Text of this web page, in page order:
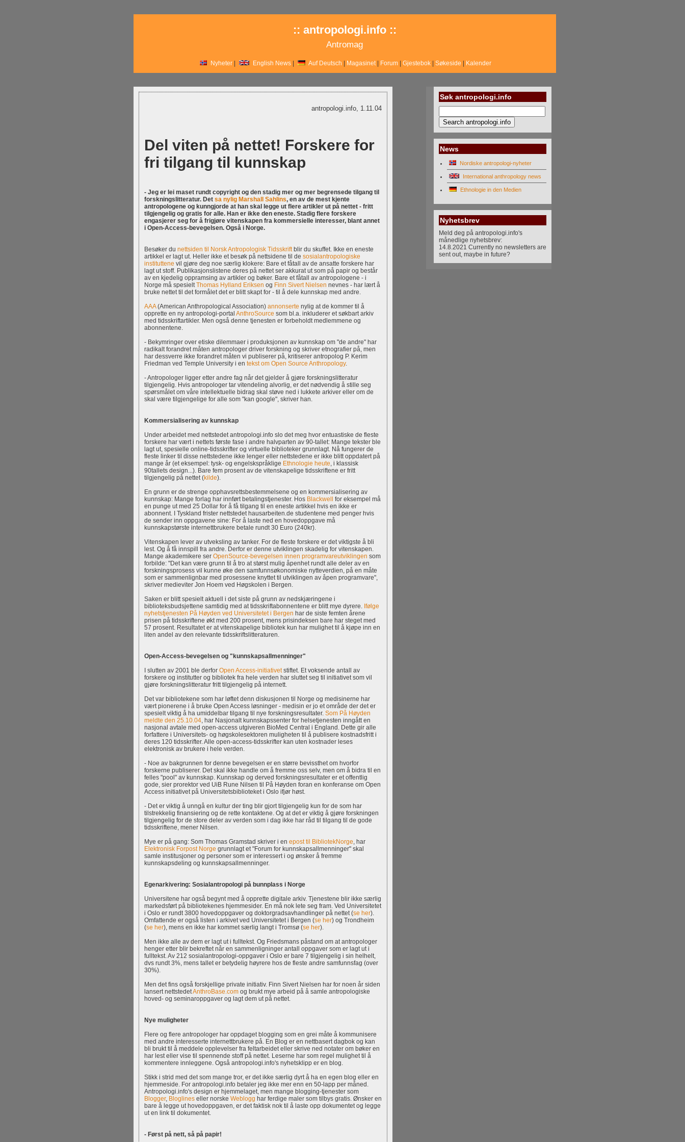
:: antropologi.info ::
Antromag
Nyheter | English News | Auf Deutsch | Magasinet | Forum |Gjestebok |Søkeside | Kalender
antropologi.info, 1.11.04
Del viten på nettet! Forskere for
fri tilgang til kunnskap
- Jeg er lei maset rundt copyright og den stadig mer og mer begrensede tilgang til
forskningslitteratur. Det sa nylig Marshall Sahlins, en av de mest kjente
antropologene og kunngjorde at han skal legge ut flere artikler ut på nettet - fritt
tilgjengelig og gratis for alle. Han er ikke den eneste. Stadig flere forskere
engasjerer seg for å frigjøre vitenskapen fra kommersielle interesser, blant annet
i Open-Access-bevegelsen. Også i Norge.
Besøker du nettsiden til Norsk Antropologisk Tidsskriftblir du skuffet. Ikke en eneste
artikkel er lagt ut. Heller ikke et besøk på nettsidene til de sosialantropologiske
instituttene vil gjøre deg noe særlig klokere: Bare et fåtall av de ansatte forskere har
lagt ut stoff. Publikasjonslistene deres på nettet ser akkurat ut som på papir og består
av en kjedelig oppramsing av artikler og bøker. Bare et fåtall av antropologene - i
Norge må spesieltThomas Hylland Eriksen og Finn Sivert Nielsen nevnes - har lært å
bruke nettet til det formålet det er blitt skapt for - til å dele kunnskap med andre.
AAA(American Anthropological Association) annonserte nylig at de kommer til å
opprette en ny antropologi-portal AnthroSource som bl.a. inkluderer et søkbart arkiv
med tidsskriftartikler. Men også denne tjenesten er forbeholdt medlemmene og
abonnentene.
- Bekymringer over etiske dilemmaer i produksjonen av kunnskap om "de andre" har
radikalt forandret måten antropologer driver forskning og skriver etnografier på, men
har dessverre ikke forandret måten vi publiserer på, kritiserer antropolog P. Kerim
Friedman ved Temple University i en tekst om Open Source Anthropology.
- Antropologer ligger etter andre fag når det gjelder å gjøre forskningslitteratur
tilgjengelig. Hvis antropologer tar vitendeling alvorlig, er det nødvendig å stille seg
spørsmålet om våre intellektuelle bidrag skal støve ned i lukkete arkiver eller om de
skal være tilgjengelige for alle som "kan google", skriver han.
Kommersialisering av kunnskap
Under arbeidet med nettstedet antropologi.info slo det meg hvor entuastiske de fleste
forskere har vært i nettets første fase i andre halvparten av 90-tallet: Mange tekster ble
lagt ut, spesielle online-tidsskrifter og virtuelle biblioteker grunnlagt. Nå fungerer de
fleste linker til disse nettstedene ikke lenger eller nettstedene er ikke blitt oppdatert på
mange år (et eksempel: tysk- og engelskspråklige Ethnologie heute, i klassisk
90tallets design...). Bare fem prosent av de vitenskapelige tidsskriftene er fritt
tilgjengelig på nettet (kilde).
En grunn er de strenge opphavsrettsbestemmelsene og en kommersialisering av
kunnskap: Mange forlag har innført betalingstjenester. Hos Blackwell
for eksempel må
en punge ut med 25 Dollar for å få tilgang til en eneste artikkel hvis en ikke er
abonnent. I Tyskland frister nettstedet hausarbeiten.de studentene med penger hvis
de sender inn oppgavene sine: For å laste ned en hovedoppgave må
kunnskapstørste internettbrukere betale rundt 30 Euro (240kr).
Vitenskapen lever av utveksling av tanker. For de fleste forskere er det viktigste å bli
lest. Og å få innspill fra andre. Derfor er denne utviklingen skadelig for vitenskapen.
Mange akademikere ser OpenSource-bevegelsen innen programvareutviklingen som
forbilde: "Det kan være grunn til å tro at størst mulig åpenhet rundt alle deler av en
forskningsprosess vil kunne øke den samfunnsøkonomiske nytteverdien, på en måte
som er sammenlignbar med prosessene knyttet til utviklingen av åpen programvare",
skriver medieviter Jon Hoem ved Høgskolen i Bergen.
Saken er blitt spesielt aktuell i det siste på grunn av nedskjæringene i
biblioteksbudsjettene samtidig med at tidsskriftabonnentene er blitt mye dyrere. Ifølge
nyhetstjenesten På Høyden ved Universitetet i Bergen har de siste femten årene
prisen på tidsskriftene økt med 200 prosent, mens prisindeksen bare har steget med
57 prosent. Resultatet er at vitenskapelige bibliotek kun har mulighet til å kjøpe inn en
liten andel av den relevante tidsskriftslitteraturen.
Open-Access-bevegelsen og "kunnskapsallmenninger"
I slutten av 2001 ble derfor Open Access-initiativetstiftet. Et voksende antall av
forskere og institutter og bibliotek fra hele verden har sluttet seg til initiativet som vil
gjøre forskningslitteratur fritt tilgjengelig på internett.
Det var bibliotekene som har løftet denn diskusjonen til Norge og medisinerne har
vært pionerene i å bruke Open Access løsninger - medisin er jo et område der det er
spesielt viktig å ha umiddelbar tilgang til nye forskningsresultater. Som På Høyden
meldte den 25.10.04, har Nasjonalt kunnskapssenter for helsetjenesten inngått en
nasjonal avtale med open-access utgiveren BioMed Central i England. Dette gir alle
forfattere i Universitets- og høgskolesektoren muligheten til å publisere kostnadsfritt i
deres 120 tidsskrifter. Alle open-access-tidsskrifter kan uten kostnader leses
elektronisk av brukere i hele verden.
- Noe av bakgrunnen for denne bevegelsen er en større bevissthet om hvorfor
forskerne publiserer. Det skal ikke handle om å fremme oss selv, men om å bidra til en
felles "pool" av kunnskap. Kunnskap og derved forskningsresultater er et offentlig
gode, sier prorektor ved UiB Rune Nilsen til På Høyden foran en konferanse om Open
Access initiativet på Universitetsbiblioteket i Oslo ifjør høst.
- Det er viktig å unngå en kultur der ting blir gjort tilgjengelig kun for de som har
tilstrekkelig finansiering og de rette kontaktene. Og at det er viktig å gjøre forskningen
tilgjengelig for de store deler av verden som i dag ikke har råd til tilgang til de gode
tidsskriftene, mener Nilsen.
Mye er på gang: Som Thomas Gramstad skriver i en epost til BibliotekNorge, har
Elektronisk Forpost Norge grunnlagt et "Forum for kunnskapsallmenninger" skal
samle institusjoner og personer som er interessert i og ønsker å fremme
kunnskapsdeling og kunnskapsallmenninger.
Egenarkivering: Sosialantropologi på bunnplass i Norge
Universitene har også begynt med å opprette digitale arkiv. Tjenestene blir ikke særlig
markedsført på bibliotekenes hjemmesider. En må nok lete seg fram. Ved Universitetet
i Oslo er rundt 3800 hovedoppgaver og doktorgradsavhandlinger på nettet (se her).
Omfattende er også listen i arkivet ved Universitetet i Bergen (se her) og Trondheim
(se her), mens en ikke har kommet særlig langt i Tromsø (se her).
Men ikke alle av dem er lagt ut i fulltekst. Og Friedsmans påstand om at antropologer
henger etter blir bekreftet når en sammenligninger antall oppgaver som er lagt ut i
fulltekst. Av 212 sosialantropologi-oppgaver i Oslo er bare 7 tilgjengelig i sin helhelt,
dvs rundt 3%, mens tallet er betydelig høyrere hos de fleste andre samfunnsfag (over
30%).
Men det fins også forskjellige private initiativ. Finn Sivert Nielsen har for noen år siden
lansert nettstedetAnthroBase.com og brukt mye arbeid på å samle antropologiske
hoved- og seminaroppgaver og lagt dem ut på nettet.
Nye muligheter
Flere og flere antropologer har oppdaget blogging som en grei måte å kommunisere
med andre interesserte internettbrukere på. En Blog er en nettbasert dagbok og kan
bli brukt til å meddele opplevelser fra feltarbeidet eller skrive ned notater om bøker en
har lest eller vise til spennende stoff på nettet. Leserne har som regel mulighet til å
kommentere innleggene. Også antropologi.info's nyhetsklipp er en blog.
Stikk i strid med det som mange tror, er det ikke særlig dyrt å ha en egen blog eller en
hjemmeside. For antropologi.info betaler jeg ikke mer enn en 50-lapp per måned.
Antropologi.info's design er hjemmelaget, men mange blogging-tjenester som
Blogger, Bloglines eller norske Weblogg har ferdige maler som tilbys gratis. Ønsker en
bare å legge ut hovedoppgaven, er det faktisk nok til å laste opp dokumentet og legge
ut en link til dokumentet.
- Først på nett, så på papir!
Søk antropologi.info
News
Nordiske antropologi-nyheter
International anthropology news
Ethnologie in den Medien
Nyhetsbrev
Meld deg på antropologi.info's
månedlige nyhetsbrev:
14.8.2021 Currently no newsletters are
sent out, maybe in future?